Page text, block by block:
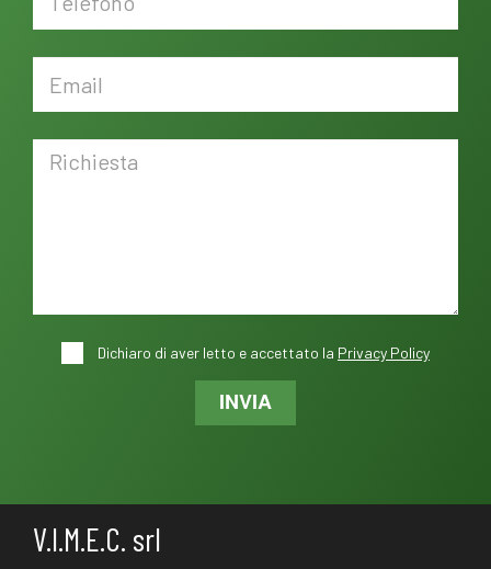
Dichiaro di aver letto e accettato la Privacy Policy
INVIA
V.I.M.E.C. srl